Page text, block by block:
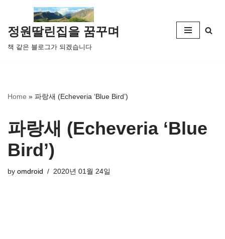
콘
텐
츠
뛰
정원딸린집을 꿈꾸며
책 같은 블로그가 되겠습니다
Home » 파랑새 (Echeveria ‘Blue Bird’)
파랑새 (Echeveria ‘Blue
Bird’)
by omdroid 2020년 01월 24일